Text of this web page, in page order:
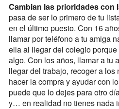
Cambian las prioridades con
pasa de ser lo primero de tu
en el último puesto. Con 16
llamar por teléfono a tu amiga
ella al llegar del colegio
algo. Con los años, llamar a tu
llegar del trabajo, recoger a los
hacer la compra y ayudar con
puede que lo dejes para otro
y… en realidad no tienes nada